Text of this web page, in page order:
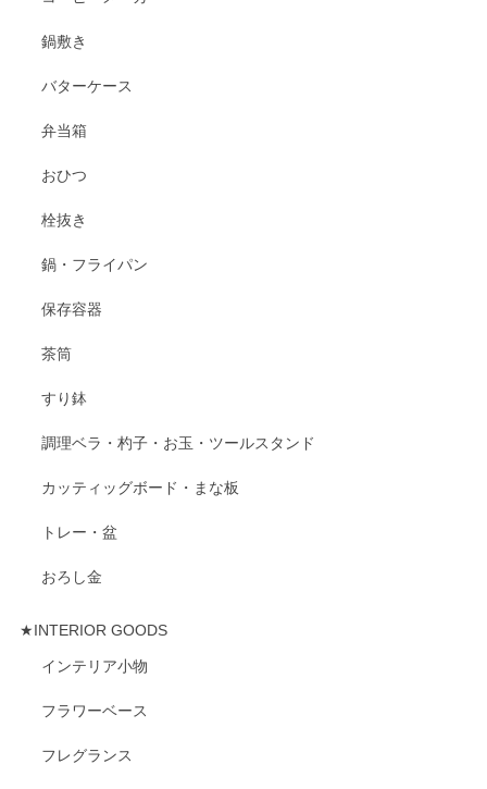
鍋敷き
バターケース
弁当箱
おひつ
栓抜き
鍋・フライパン
保存容器
茶筒
すり鉢
調理ベラ・杓子・お玉・ツールスタンド
カッティッグボード・まな板
トレー・盆
おろし金
★INTERIOR GOODS
インテリア小物
フラワーベース
フレグランス